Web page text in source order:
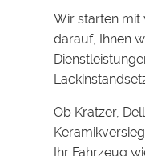
Wir starten mit
darauf, Ihnen
Ob Kratzer,
Ihr Fahrzeug